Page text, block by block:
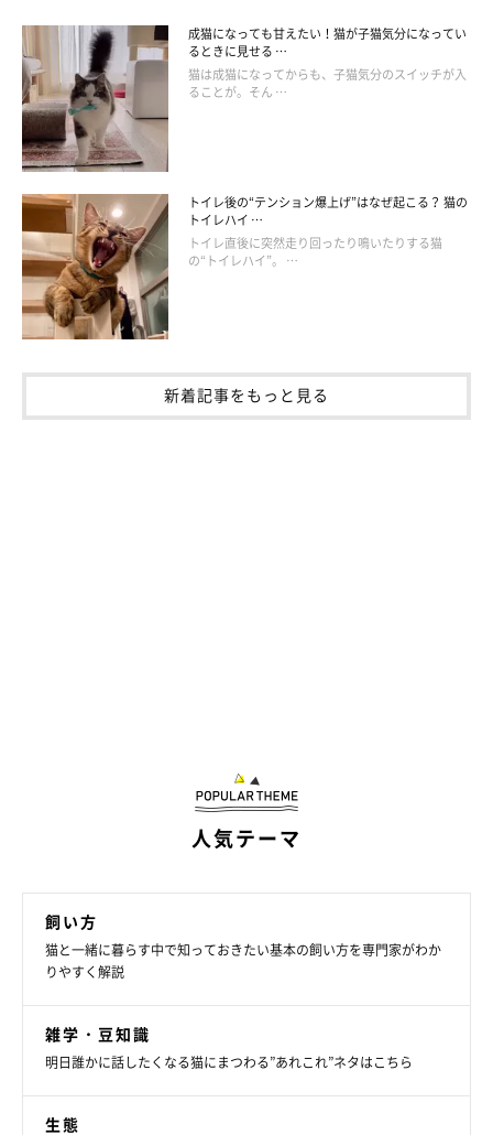
成猫になっても甘えたい！猫が子猫気分になってい
るときに見せる …
猫は成猫になってからも、子猫気分のスイッチが入
ることが。そん …
トイレ後の“テンション爆上げ”はなぜ起こる？ 猫の
トイレハイ …
トイレ直後に突然走り回ったり鳴いたりする猫
の“トイレハイ”。 …
新着記事をもっと見る
人気テーマ
飼い方
猫と一緒に暮らす中で知っておきたい基本の飼い方を専門家がわか
りやすく解説
雑学・豆知識
明日誰かに話したくなる猫にまつわる”あれこれ”ネタはこちら
生態